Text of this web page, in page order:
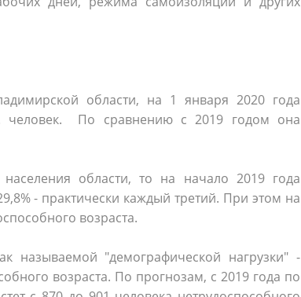
области, на 1 января 2020 года
человек. По сравнению с 2019 годом она
области, то на начало 2019 года
- практически каждый третий. При этом на
возраста.
называемой "демографической нагрузки" -
возраста. По прогнозам, с 2019 года по